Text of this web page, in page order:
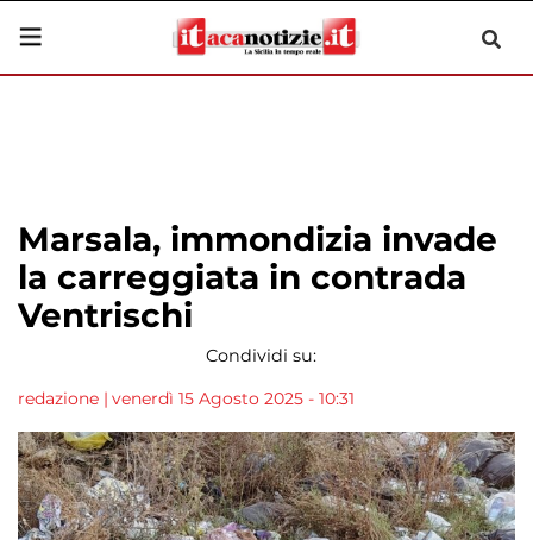
Marsala, immondizia invade
la carreggiata in contrada
Ventrischi
Condividi su:
redazione | venerdì 15 Agosto 2025 - 10:31